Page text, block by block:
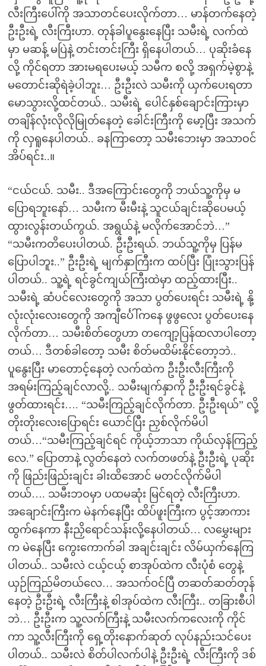
လီးကြီးပေါ်ကို အသာတင်ပေးလိုက်တာ… မာန်တက်နေတဲ့
ဦးဦးရဲ့ လီးကြီးဟာ. တုန်ခါပူနွေးနေပြီး သမီးရဲ့ လက်ထဲ
မှာ မဆန့် မပြဲနဲ့ တင်းတင်းကြီး ရှိနေပါတယ်… ပုဆိုးခံနေ
လို့ ကိုင်ရတာ အားမရပေးမယ့် သမီက စလို့ အရှက်မဲ့စွာနဲ့
မတောင်းဆိုရဲခဲ့ပါဘူး… ဦးဦးလဲ သမီးကို ယှက်ပေးရတာ
မောသွားလို့ထင်တယ်.. သမီးရဲ့ ပေါင်နှစ်ချောင်းကြားမှာ
တချိန်လုံးလိုလိုမြုတ်နေတဲ့ ခေါင်းကြီးကို မော့ပြီး အသက်
ကို လှရူနေပါတယ်.. ခနကြာတော့ သမီးဘေးမှာ အသာဝင်
အိပ်ရင်း..။
“ငယ်ငယ်. သမီး.. ဒီအကြောင်းတွေကို ဘယ်သူ့ကိုမှ မ
ပြောရဘူးနော်… သမီးက မီးမီးနဲ့ သူငယ်ချင်းဆိုပေမယ့်
ထွားလွန်းတယ်ကွယ်. အရွယ်နဲ့ မလိုက်အောင်ဘဲ…”
“သမီးကတိပေးပါတယ်. ဦးဦးရယ်. ဘယ်သူ့ကိုမှ ပြန်မ
ပြောပါဘူး..” ဦးဦးရဲ့ မျက်နှာကြီးက ထပ်ပြီး ပြုံးသွားပြန်
ပါတယ်.. သူ့ရဲ့ ရင်ခွင်ကျယ်ကြီးထဲမှာ ထည့်ထားပြီး..
သမီးရဲ့ ဆံပင်လေးတွေကို အသာ ပွတ်ပေးရင်း သမီးရဲ့ နို့
လုံးလုံးလေးတွေကို အကျီင်္ပေါ်ကနေ ဖွဖွလေး ပွတ်ပေးနေ
လိုက်တာ… သမီးစိတ်တွေဟာ တကျော့ပြန်ထလာပါတော့
တယ်… ဒီတစ်ခါတော့ သမီး စိတ်မထိမ်းနိုင်တော့ဘဲ..
ပူနွေးပြီး မာတောင့်နေတဲ့ လက်ထဲက ဦးဦးလီးကြီးကို
အရမ်းကြည့်ချင်လာလို့.. သမီးမျက်နှာကို ဦးဦးရင်ခွင်နဲ့
ဖွတ်ထားရင်း…. “သမီးကြည့်ချင်လိုက်တာ. ဦးဦးရယ်” လို့
တိုးတိုးလေးပြောရင်း ယောင်ပြီး ညှစ်လိုက်မိပါ
တယ်…“သမီးကြည့်ချင်ရင် ကိုယ့်ဘာသာ ကိုယ်လှန်ကြည့်
လေ.” ပြောတာနဲ့ လွတ်နေတဲ လက်တဖတ်နဲ့ ဦးဦးရဲ့ ပုဆိုး
ကို ဖြည်းဖြည်းချင်း ခါးထိအောင် မတင်လိုက်မိပါ
တယ်…. သမီးဘဝမှာ ပထမဆုံး မြင်ရတဲ့ လီးကြီးဟာ.
အချောင်းကြီးက မဲနက်နေပြီး ထိပ်ဖူးကြီးက ပွင့်အာကား
ထွက်နေကာ နီးညှိရောင်သန်းလို့နေပါတယ်… လမွှေးများ
က မဲနေပြီး ကွေးကောက်ခါ အချင်းချင်း လိမ်ယှက်နေကြ
ပါတယ်.. သမီးလဲ ငယ့်ငယ့် စာအုပ်ထဲက လီးပုံစံ တွေနဲ့
ယှဉ်ကြည်မိတယ်လေ… အသက်ဝင်ပြီ တဆတ်ဆတ်တုန်
နေတဲ့ ဦးဦးရဲ့ လီးကြီးနဲ့ စါအုပ်ထဲက လီးကြီး.. တခြားစီပါ
ဘဲ… ဦးဦးက သူ့လက်ကြီးနဲ့ သမီးလက်ကလေးကို ကိုင်
ကာ သူ့လီးကြီးကို ရှေ့တိုးနောက်ဆုတ် လုပ်နည်းသင်ပေး
ပါတယ်.. သမီးလဲ စိတ်ပါလက်ပါနဲ့ ဦးဦးရဲ့ လီးကြီးကို ဒစ်